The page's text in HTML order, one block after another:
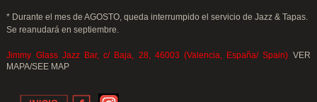
* Durante el mes de AGOSTO, queda interrumpido el servicio de Jazz & Tapas.
Se reanudará en septiembre.
Jimmy Glass Jazz Bar, c/ Baja, 28, 46003 (Valencia, España/ Spain) VER
MAPA/SEE MAP